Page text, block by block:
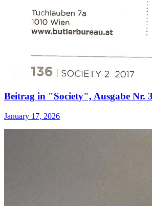
Beitrag in "Society", Ausgabe Nr.
January 17, 2026